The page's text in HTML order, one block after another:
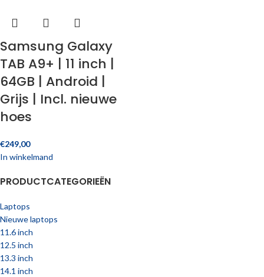
PRODUCTCATEGORIEËN
Laptops
Nieuwe laptops
11.6 inch
12.5 inch
13.3 inch
14.1 inch
Samsung Galaxy
TAB A9+ | 11 inch |
64GB | Android |
Grijs | Incl. nieuwe
hoes
€249,00
In winkelmand